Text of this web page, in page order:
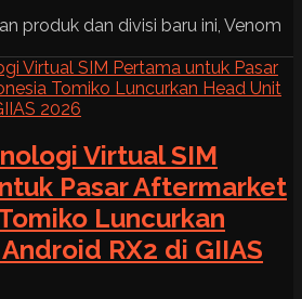
produk dan divisi baru ini, Venom
Virtual SIM
Pasar Aftermarket
Luncurkan
RX2 di GIIAS